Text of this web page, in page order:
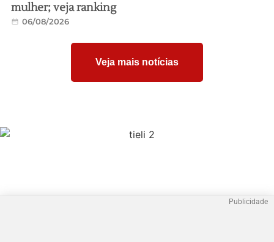
mulher; veja ranking
06/08/2026
Veja mais notícias
Publicidade